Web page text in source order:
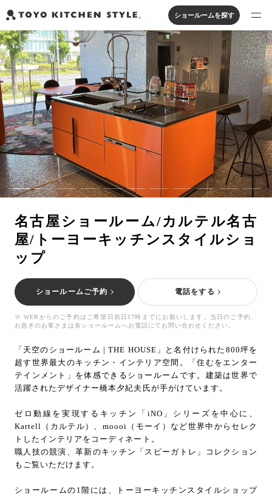
オープンキッチン
アイランドキッチン
ペニンシュラキッチン
壁付けキッチン
対面キッチン
セパレートキッチン
並列型キッチン
製品を探す
システムキッチン
家具・照明・タイル
バス・洗面
実例から探す
私たちについて
ジャーナルを読む
オンラインストア
お知らせ
カタログを見る
お問い合わせ
サポート
LANGUAGE : JP
ショールームを探す
名古屋ショールーム/カルテル名古
屋/トーヨーキッチンスタイルショ
ップ
ショールームご予約 電話をする
※ WEBからのご予約はご希望日前日17時までにお願いします。当日のご予約、
お急ぎのお客さまは各ショールームへお電話にてお問い合わせください。
「天空のショールーム | THE HOUSE」と名付けられた800坪を
超す世界最大のキッチン・インテリア空間。「住むをエンター
テインメント」を体感できるショールームです。建築は世界で
活躍されたデザイナー橋本夕紀夫氏が手がけています。
ゼロ動線を実現するキッチン「iNO」シリーズを中心に、
Kartell（カルテル）、moooi（モーイ）など世界中からセレク
トしたインテリアをコーディネート。
職人技の競演、革新のキッチン「スピーガトレ」コレクション
もご覧いただけます。
ショールームの1階には、トーヨーキッチンスタイルショップ